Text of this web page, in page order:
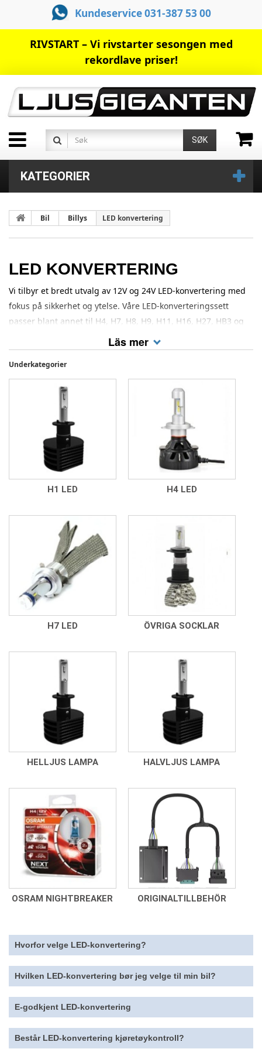
Kundeservice 031-387 53 00
RIVSTART – Vi rivstarter sesongen med
rekordlave priser!
SØK
KATEGORIER
Bil Billys LED konvertering
LED KONVERTERING
Vi tilbyr et bredt utvalg av 12V og 24V LED-konvertering med
fokus på sikkerhet og ytelse. Våre LED-konverteringssett
passer blant annet til H4, H7, H8, H9, H11, H16, H27, HB3 og
HB4 sokkel, avhengig av modell. Alle produktene holder høy
kvalitet og er fullt kompatible med vår kjøretøybelysning.
Läs mer
Underkategorier
H1 LED H4 LED
H7 LED ÖVRIGA SOCKLAR
HELLJUS LAMPA HALVLJUS LAMPA
OSRAM NIGHTBREAKER ORIGINALTILLBEHÖR
Hvorfor velge LED-konvertering?
Hvilken LED-konvertering bør jeg velge til min bil?
E-godkjent LED-konvertering
Består LED-konvertering kjøretøykontroll?